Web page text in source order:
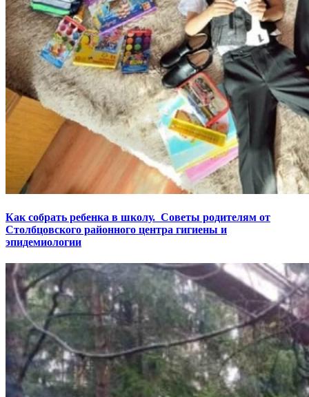
Как собрать ребенка в школу. Советы родителям от
Столбцовского районного центра гигиены и
эпидемиологии